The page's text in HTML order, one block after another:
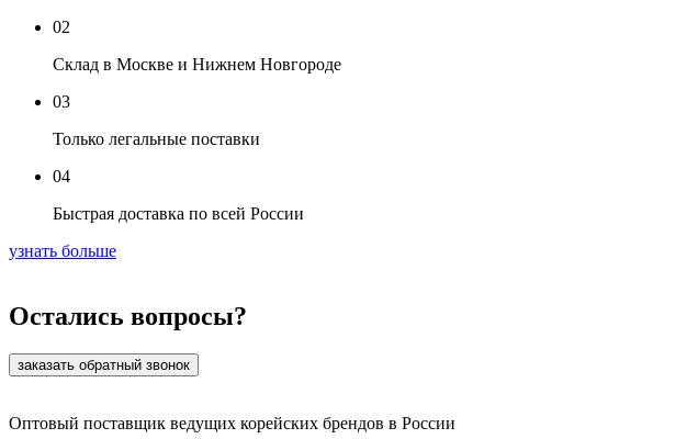
02
Склад в Москве и Нижнем Новгороде
03
Только легальные поставки
04
Быстрая доставка по всей России
узнать больше
Остались вопросы?
заказать обратный звонок
Оптовый поставщик ведущих корейских брендов в России